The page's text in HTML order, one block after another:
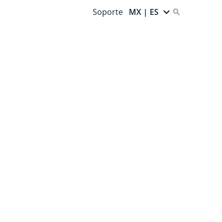
Soporte MX | ES